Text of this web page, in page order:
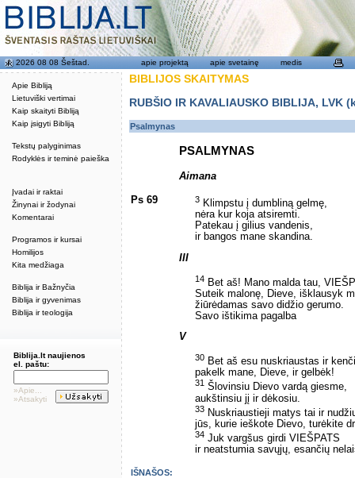
Apie Bibliją
Lietuviški vertimai
Kaip skaityti Bibliją
Kaip įsigyti Bibliją
Tekstų palyginimas
Rodyklės ir teminė paieška
Įvadai ir raktai
Žinynai ir žodynai
Komentarai
Programos ir kursai
Homilijos
Kita medžiaga
Biblija ir Bažnyčia
Biblija ir gyvenimas
Biblija ir teologija
2026 08 08 Šeštad. apie projektą apie svetainę medis
Biblija.lt naujienos
el. paštu:
»Apie...
»Atsakyti
BIBLIJOS SKAITYMAS
RUBŠIO IR KAVALIAUSKO BIBLIJA,
Psalmynas
PSALMYNAS
Aimana
Ps 69 3 Klimpstu į dumbliną gelmę,
nėra kur koja atsiremti.
Patekau į gilius vandenis,
ir bangos mane skandina.
III
14 Bet aš! Mano malda tau,
Suteik malonę, Dieve, išklausyk
žiūrėdamas savo didžio gerumo.
Savo ištikima pagalba
V
30 Bet aš esu nuskriaustas ir
pakelk mane, Dieve, ir gelbėk!
31 Šlovinsiu Dievo vardą giesme,
aukštinsiu jį ir dėkosiu.
33 Nuskriaustieji matys tai ir
jūs, kurie ieškote Dievo, turėkite
34 Juk vargšus girdi VIEŠPATS
ir neatstumia savųjų, esančių
IŠNAŠOS: